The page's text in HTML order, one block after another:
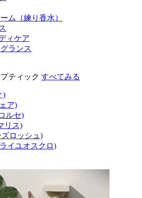
ム（練り香水）
ィケア
ランス
ティック すべてみる
)
ア)
ルセ)
リス)
ズロッシュ)
イユオスクロ)